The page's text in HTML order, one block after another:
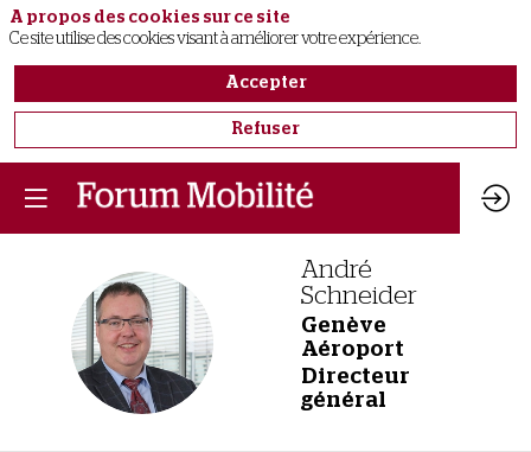
AS
André
Schneider
Genève
Aéroport
Directeur
général
A propos des cookies sur ce site
Ce site utilise des cookies visant à améliorer votre expérience.
Accepter
Refuser